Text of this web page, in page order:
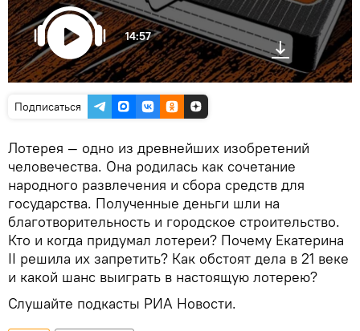
14:57
Подписаться
Лотерея — одно из древнейших изобретений
человечества. Она родилась как сочетание
народного развлечения и сбора средств для
государства. Полученные деньги шли на
благотворительность и городское строительство.
Кто и когда придумал лотереи? Почему Екатерина
II решила их запретить? Как обстоят дела в 21 веке
и какой шанс выиграть в настоящую лотерею?
Слушайте подкасты РИА Новости.